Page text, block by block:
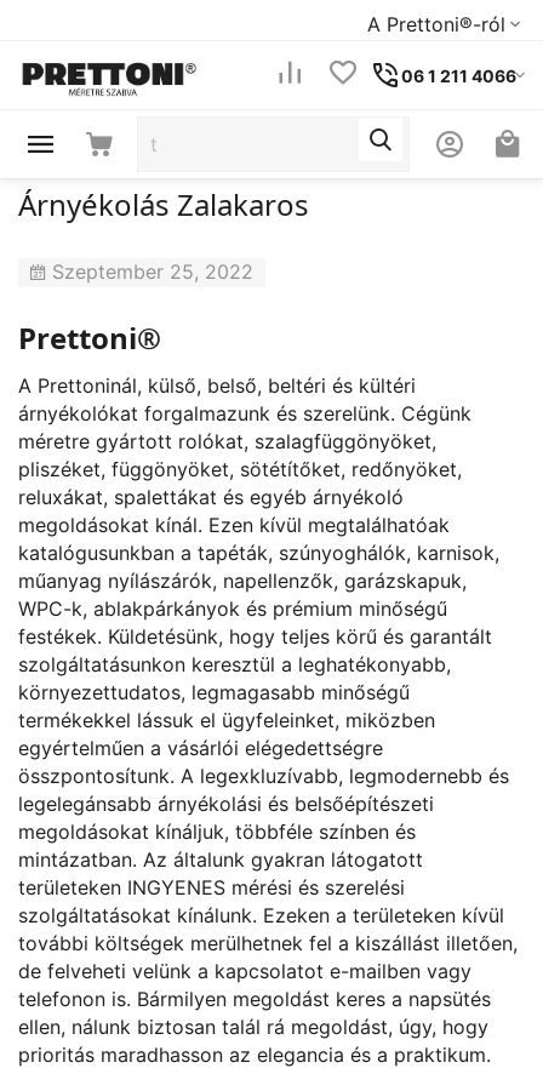
A Prettoni®-ról
06 1 211 4066
Árnyékolás Zalakaros
Szeptember 25, 2022
Prettoni®
A Prettoninál, külső, belső, beltéri és kültéri
árnyékolókat forgalmazunk és szerelünk. Cégünk
méretre gyártott rolókat, szalagfüggönyöket,
pliszéket, függönyöket, sötétítőket, redőnyöket,
reluxákat, spalettákat és egyéb árnyékoló
megoldásokat kínál. Ezen kívül megtalálhatóak
katalógusunkban a tapéták, szúnyoghálók, karnisok,
műanyag nyílászárók, napellenzők, garázskapuk,
WPC-k, ablakpárkányok és prémium minőségű
festékek. Küldetésünk, hogy teljes körű és garantált
szolgáltatásunkon keresztül a leghatékonyabb,
környezettudatos, legmagasabb minőségű
termékekkel lássuk el ügyfeleinket, miközben
egyértelműen a vásárlói elégedettségre
összpontosítunk. A legexkluzívabb, legmodernebb és
legelegánsabb árnyékolási és belsőépítészeti
megoldásokat kínáljuk, többféle színben és
mintázatban. Az általunk gyakran látogatott
területeken INGYENES mérési és szerelési
szolgáltatásokat kínálunk. Ezeken a területeken kívül
további költségek merülhetnek fel a kiszállást illetően,
de felveheti velünk a kapcsolatot e-mailben vagy
telefonon is. Bármilyen megoldást keres a napsütés
ellen, nálunk biztosan talál rá megoldást, úgy, hogy
prioritás maradhasson az elegancia és a praktikum.